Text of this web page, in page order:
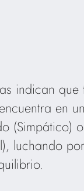
indican que
en
(Simpático)
luchando